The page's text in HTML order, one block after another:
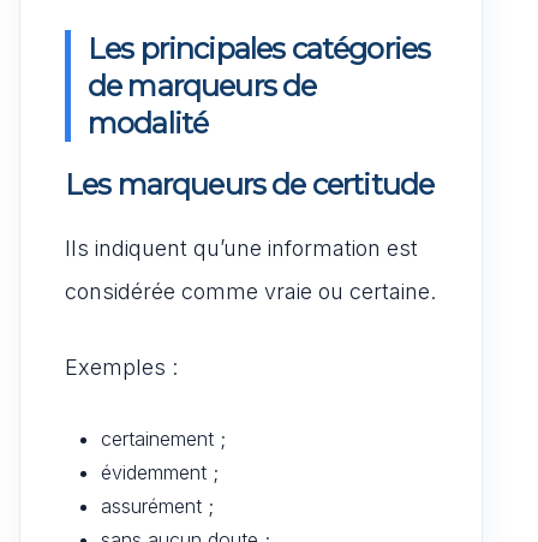
Les principales catégories
de marqueurs de
modalité
Les marqueurs de certitude
Ils indiquent qu’une information est
considérée comme vraie ou certaine.
Exemples :
certainement ;
évidemment ;
assurément ;